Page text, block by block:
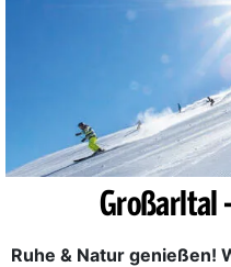
Großarltal
Ruhe & Natur genießen!